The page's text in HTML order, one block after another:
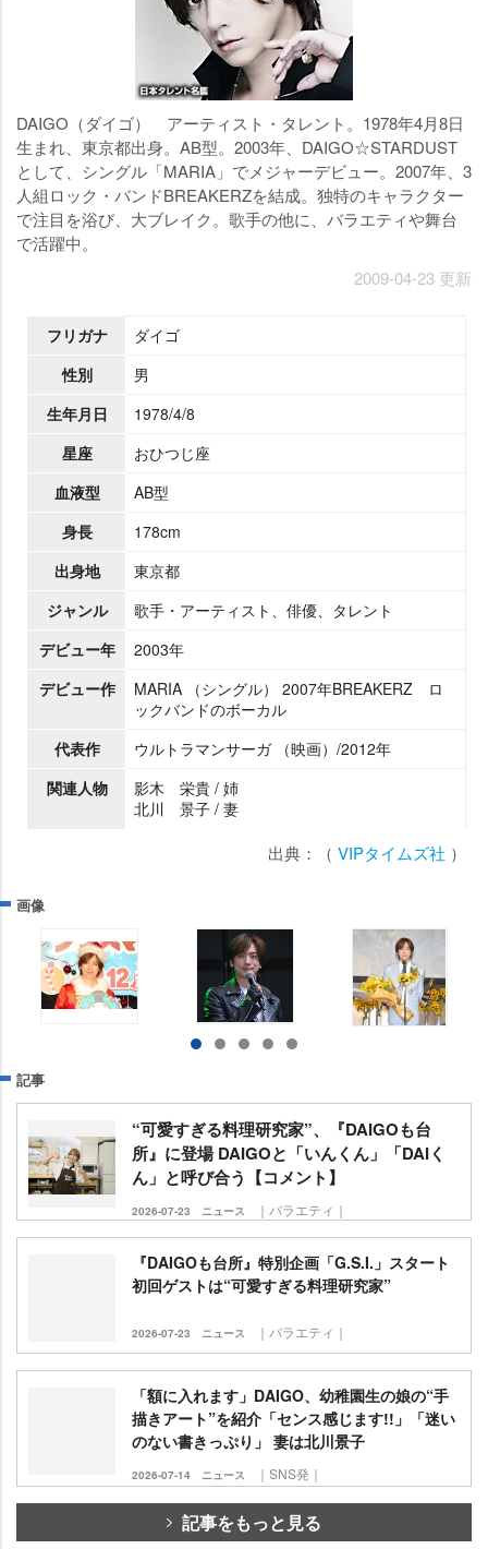
DAIGO（ダイゴ） アーティスト・タレント。1978年4月8日
生まれ、東京都出身。AB型。2003年、DAIGO☆STARDUST
として、シングル「MARIA」でメジャーデビュー。2007年、3
人組ロック・バンドBREAKERZを結成。独特のキャラクター
で注目を浴び、大ブレイク。歌手の他に、バラエティや舞台
で活躍中。
2009-04-23 更新
フリガナ
ダイゴ
性別
男
生年月日
1978/4/8
星座
おひつじ座
血液型
AB型
身長
178cm
出身地
東京都
ジャンル
歌手・アーティスト、俳優、タレント
デビュー年
2003年
デビュー作
MARIA （シングル） 2007年BREAKERZ ロ
ックバンドのボーカル
代表作
ウルトラマンサーガ （映画）/2012年
関連人物
影木 栄貴 / 姉
北川 景子 / 妻
出典：（ VIPタイムズ社 ）
画像
記事
“可愛すぎる料理研究家”、『DAIGOも台
所』に登場 DAIGOと「いんくん」「DAIく
ん」と呼び合う【コメント】
2026-07-23 ニュース ｜バラエティ｜
『DAIGOも台所』特別企画「G.S.I.」スタート
初回ゲストは“可愛すぎる料理研究家”
2026-07-23 ニュース ｜バラエティ｜
「額に入れます」DAIGO、幼稚園生の娘の“手
描きアート”を紹介「センス感じます!!」「迷い
のない書きっぷり」 妻は北川景子
2026-07-14 ニュース ｜SNS発｜
記事をもっと見る